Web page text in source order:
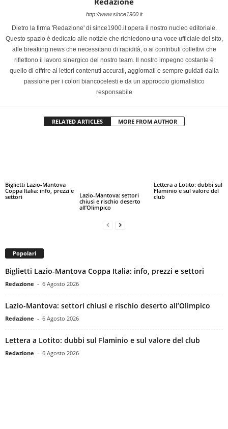
http://www.since1900.it
Dietro la firma 'Redazione' di since1900.it opera il nostro nucleo editoriale.
Questo spazio è dedicato alle notizie che richiedono una voce ufficiale del sito,
alle breaking news che necessitano di rapidità, o ai contributi collettivi che
riflettono il lavoro sinergico del nostro team. Il nostro impegno costante è
quello di offrire ai lettori contenuti accurati, aggiornati e sempre guidati dalla
passione per i colori biancocelesti e da un approccio giornalistico
responsabile
RELATED ARTICLES MORE FROM AUTHOR
Biglietti Lazio-Mantova
Coppa Italia: info, prezzi e
settori
Lazio-Mantova: settori
chiusi e rischio deserto
all’Olimpico
Lettera a Lotito: dubbi sul
Flaminio e sul valore del
club
Popolari
Biglietti Lazio-Mantova Coppa Italia: info, prezzi e settori
Redazione - 6 Agosto 2026
Lazio-Mantova: settori chiusi e rischio deserto all’Olimpico
Redazione - 6 Agosto 2026
Lettera a Lotito: dubbi sul Flaminio e sul valore del club
Redazione - 6 Agosto 2026